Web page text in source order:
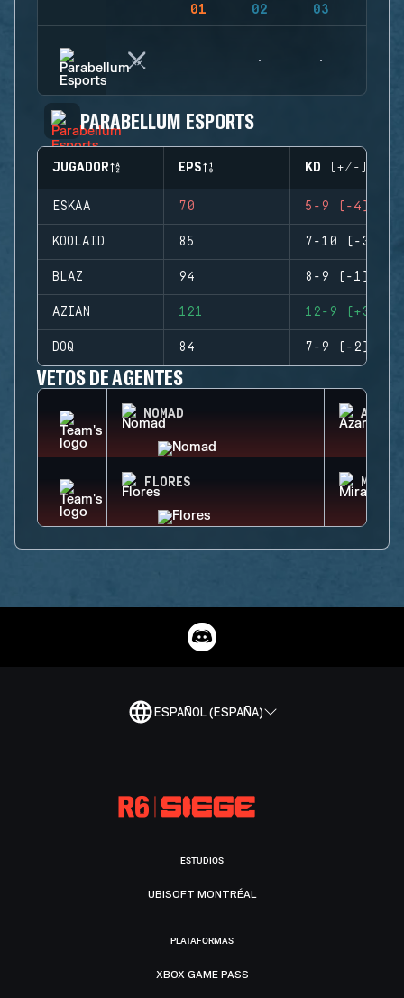
01 02 03
PARABELLUM ESPORTS
JUGADOR EPS KD (+/-)
ESKAA 70 5-9 (-4)
KOOLAID 85 7-10 (-3)
BLAZ 94 8-9 (-1)
AZIAN 121 12-9 (+3)
DOQ 84 7-9 (-2)
VETOS DE AGENTES
NOMAD AZAMI
FLORES MIRA
ESPAÑOL (ESPAÑA)
ESTUDIOS
UBISOFT MONTRÉAL
PLATAFORMAS
XBOX GAME PASS